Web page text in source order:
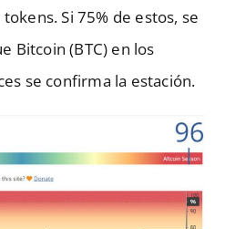
Si 75% de estos, se
Bitcoin (BTC) en los
se confirma la estación.